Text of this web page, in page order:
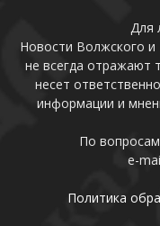
Для
Новости Волжского и
не всегда отражают
несет
информации и
По
e-
Политика